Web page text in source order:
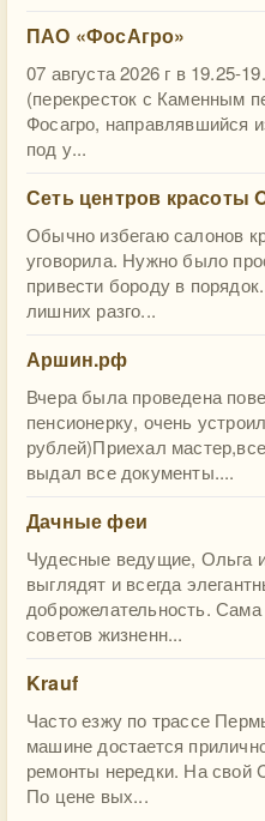
ПАО «ФосАгро»
07 августа 2026 г в 19.25-
(перекресток с Каменным
Фосагро, направлявшийся
под у...
Сеть центров красоты
Обычно избегаю салонов
уговорила. Нужно было
привести бороду в
лишних разго...
Аршин.рф
Вчера была проведена
пенсионерку, очень
рублей)Приехал
выдал все документы....
Дачные феи
Чудесные ведущие, Ольга
выглядят и всегда
доброжелательность.
советов жизненн...
Krauf
Часто езжу по трассе
машине достается
ремонты нередки. На свой
По цене вых...